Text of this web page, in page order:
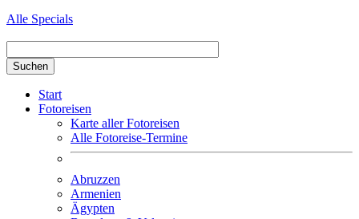
Alle Specials
Start
Fotoreisen
Karte aller Fotoreisen
Alle Fotoreise-Termine
Abruzzen
Armenien
Ägypten